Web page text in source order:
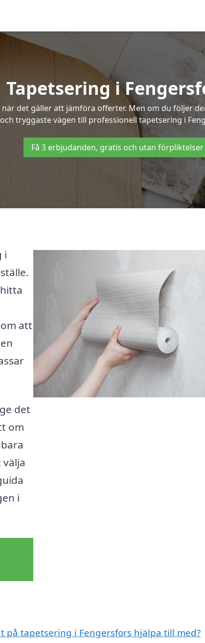
Tapetsering i
det gäller att jämföra offerter. Men om du följer
och tryggaste vägen till professionell tapetsering i
Få 3 erbjudanden, gratis och utan förpliktelser
i
att
det
om
i
på tapetsering i Fengersfors hjälpa till med?